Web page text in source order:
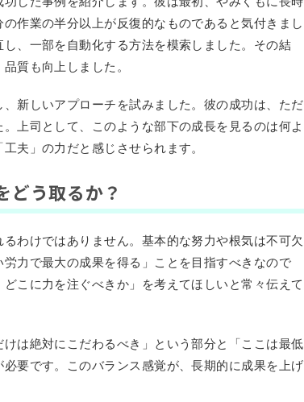
作業の半分以上が反復的なものであると気付きまし
、一部を自動化する方法を模索しました。その結
質も向上しました。
新しいアプローチを試みました。彼の成功は、ただ
上司として、このような部下の成長を見るのは何よ
夫」の力だと感じさせられます。
どう取るか？
わけではありません。基本的な努力や根気は不可欠
力で最大の成果を得る」ことを目指すべきなので
こに力を注ぐべきか」を考えてほしいと常々伝えて
は絶対にこだわるべき」という部分と「ここは最低
要です。このバランス感覚が、長期的に成果を上げ